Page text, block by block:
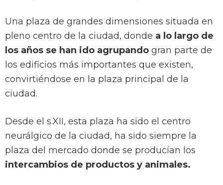
Una plaza de grandes dimensiones situada en
pleno centro de la ciudad, donde a lo largo de
los años se han ido agrupando gran parte de
los edificios más importantes que existen,
convirtiéndose en la plaza principal de la
ciudad.
Desde el s.XII, esta plaza ha sido el centro
neurálgico de la ciudad, ha sido siempre la
plaza del mercado donde se producían los
intercambios de productos y animales.